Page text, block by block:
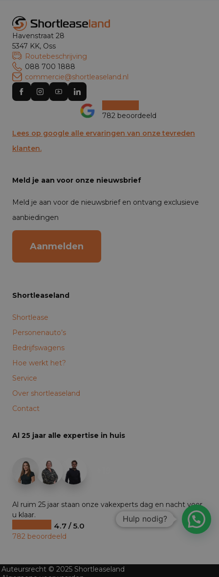
Havenstraat 28
5347 KK, Oss
Routebeschrijving
088 700 1888
commercie@shortleaseland.nl
782 beoordeeld
Lees op google alle ervaringen van onze tevreden
klanten.
Meld je aan voor onze nieuwsbrief
Meld je aan voor de nieuwsbrief en ontvang exclusieve
aanbiedingen
Aanmelden
Shortleaseland
Shortlease
Personenauto’s
Bedrijfswagens
Hoe werkt het?
Service
Over shortleaseland
Contact
Al 25 jaar alle expertise in huis
Al ruim 25 jaar staan onze vakexperts dag en nacht voor
u klaar.
4.7 / 5.0
782 beoordeeld
Auteursrecht © 2025 Shortleaseland
Hulp nodig?